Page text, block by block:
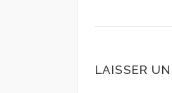
LAISSER